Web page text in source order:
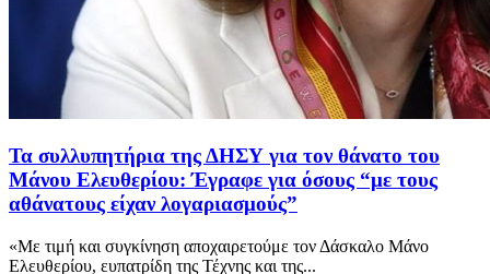
Τα συλλυπητήρια της ΔΗΣΥ για τον θάνατο του
Μάνου Ελευθερίου: Έγραφε για όσους “με τους
αθάνατους είχαν λογαριασμούς”
«Με τιμή και συγκίνηση αποχαιρετούμε τον Δάσκαλο Μάνο
Ελευθερίου, ευπατρίδη της Τέχνης και της...